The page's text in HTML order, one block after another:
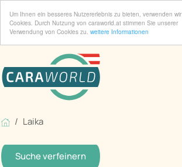
Um Ihnen ein besseres Nutzererlebnis zu bieten, verwenden wir
Cookies. Durch Nutzung von caraworld.at stimmen Sie unserer
Verwendung von Cookies zu. weitere Informationen
Laika
Suche verfeinern